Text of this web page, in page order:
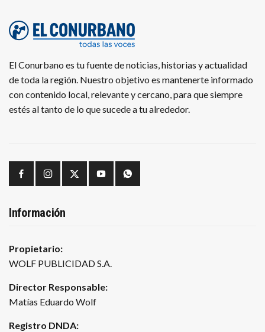
El Conurbano es tu fuente de noticias, historias y actualidad
de toda la región. Nuestro objetivo es mantenerte informado
con contenido local, relevante y cercano, para que siempre
estés al tanto de lo que sucede a tu alrededor.
Información
Propietario:
WOLF PUBLICIDAD S.A.
Director Responsable:
Matías Eduardo Wolf
Registro DNDA: